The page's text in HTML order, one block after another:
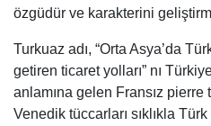
özgüdür ve karakterini
Turkuaz adı, “Orta Asya’da
getiren ticaret yolları” nı
anlamına gelen Fransız
Venedik tüccarları sıklıkla Türk